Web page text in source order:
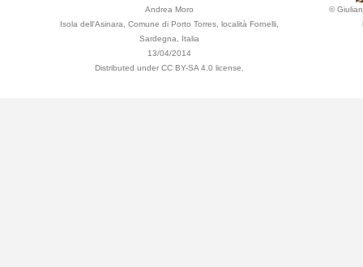
Andrea Moro
Isola dell'Asinara, Comune di Porto Torres, località Fornelli,
Sardegna, Italia
13/04/2014
Distributed under CC BY-SA 4.0 license.
©